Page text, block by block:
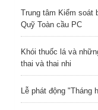
Trung tâm Kiểm soát
Quỹ Toàn cầu PC
Khói thuốc lá và
thai và thai nhi
Lễ phát động "Tháng